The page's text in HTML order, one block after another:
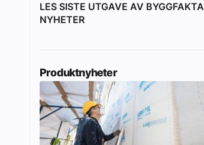
LES SISTE UTGAVE AV BYGGFAKTA
NYHETER
Produktnyheter